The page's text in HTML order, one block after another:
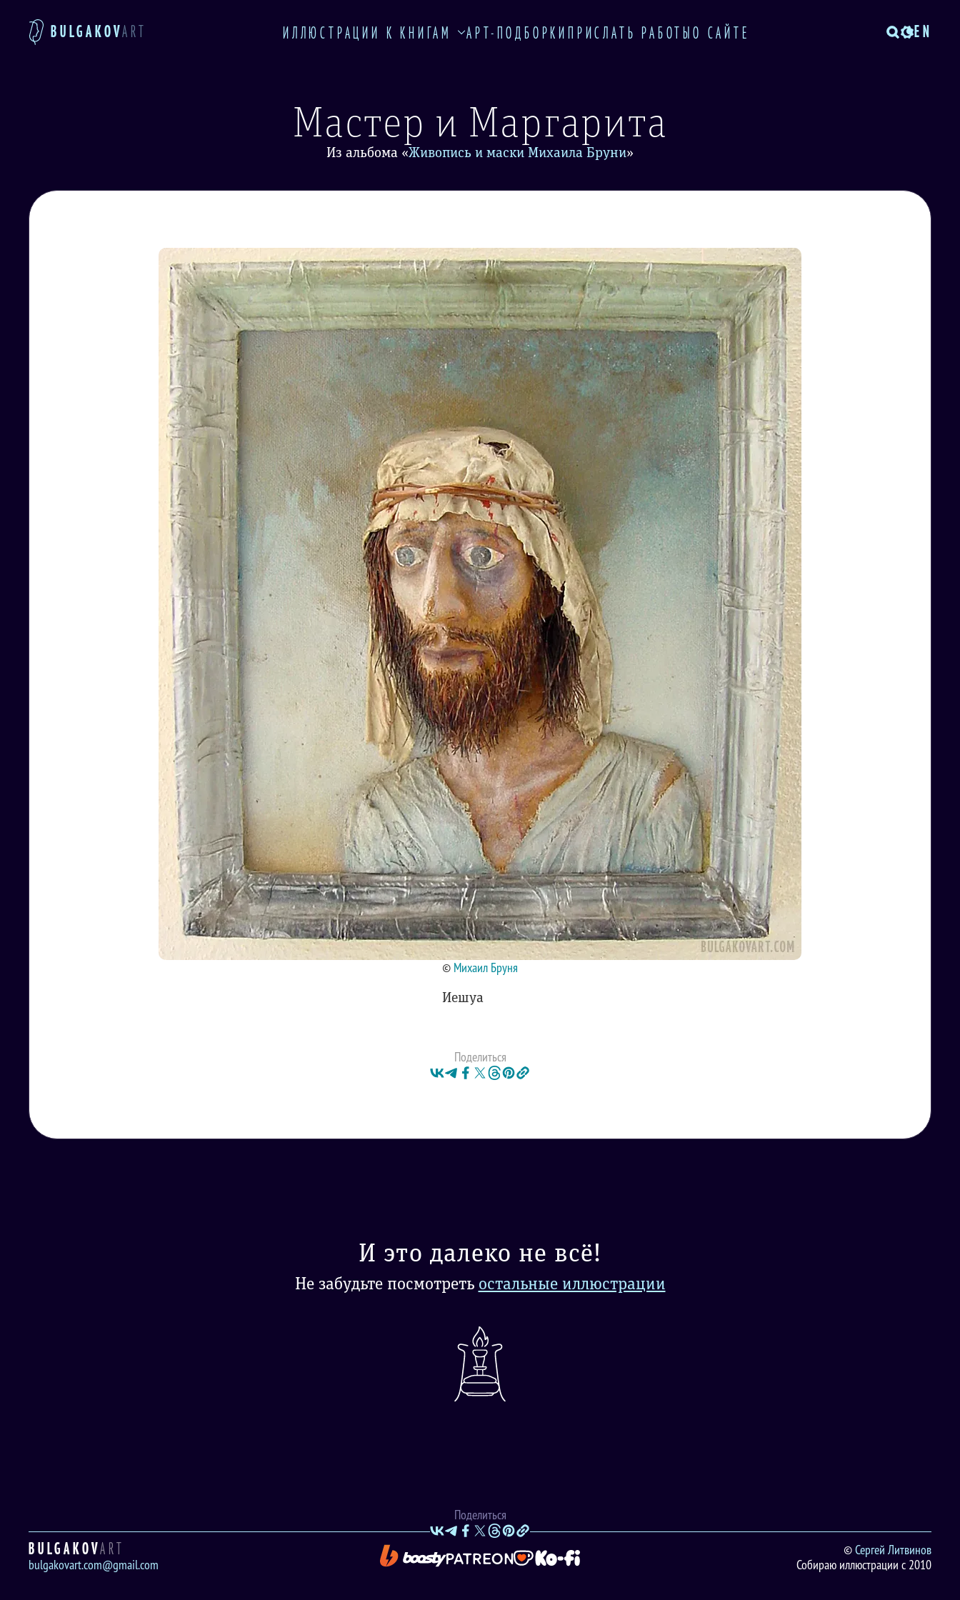
BULGAKOVART ИЛЛЮСТРАЦИИ К КНИГАМ АРТ-ПОДБОРКИПРИСЛАТЬ РАБОТЫО САЙТЕ EN
Мастер и Маргарита
Из альбома «Живопись и маски Михаила Бруни»
© Михаил Бруня
Иешуа
Поделиться
И это далеко не всё!
Не забудьте посмотреть остальные иллюстрации
Поделиться
BULGAKOVART
bulgakovart.com@gmail.com
©Сергей Литвинов
Собираю иллюстрации с 2010